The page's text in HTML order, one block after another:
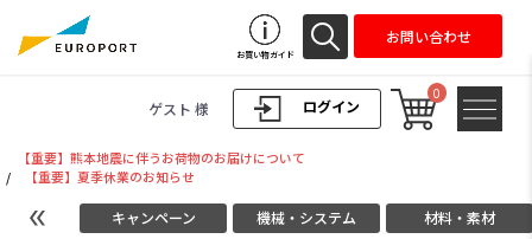
ログイン
ゲスト 様
0
お買い物ガイド
お問い合わせ
【重要】熊本地震に伴うお荷物のお届けについて
/
【重要】夏季休業のお知らせ
キャンペーン 機械・システム 材料・素材